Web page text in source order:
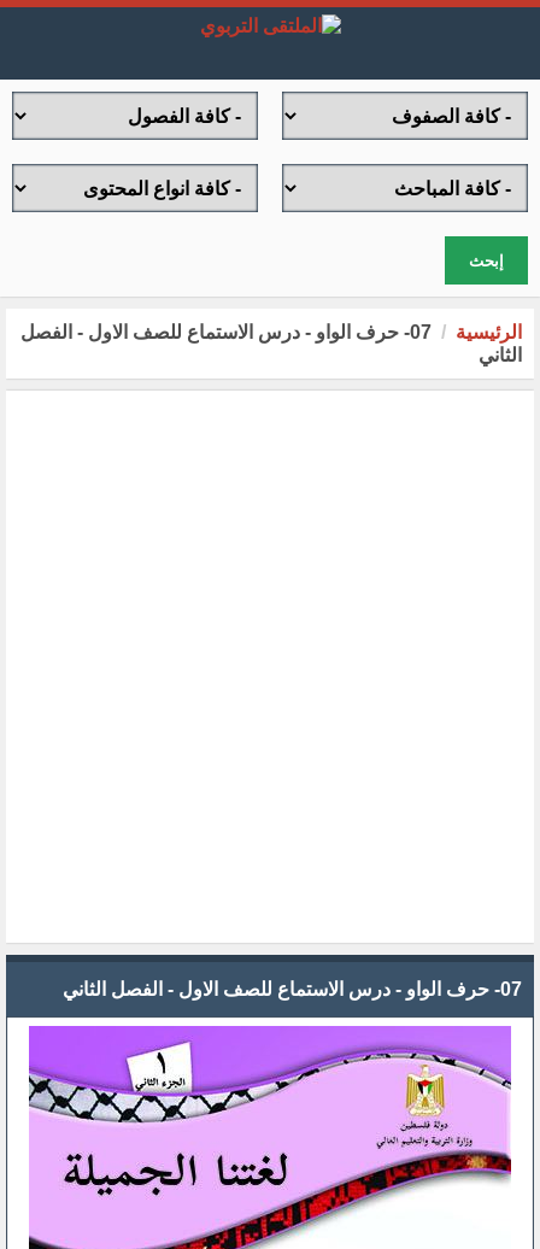
إبحث
الرئيسية
07- حرف الواو - درس الاستماع للصف الاول - الفصل
الثاني
07- حرف الواو - درس الاستماع للصف الاول - الفصل الثاني